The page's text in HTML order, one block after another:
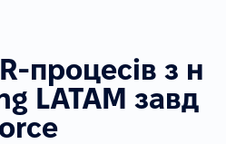
процесів з н
LATAM завд